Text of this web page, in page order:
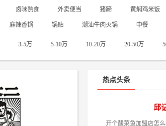
硅藻泥
金融
卤味熟食 外卖便当 猪蹄 黄焖鸡米饭
麻辣香锅 锅贴 潮汕牛肉火锅 中餐
3-5万 5-10万 10-20万 20-50万
热点头条
邱
开个酸菜鱼加盟店怎